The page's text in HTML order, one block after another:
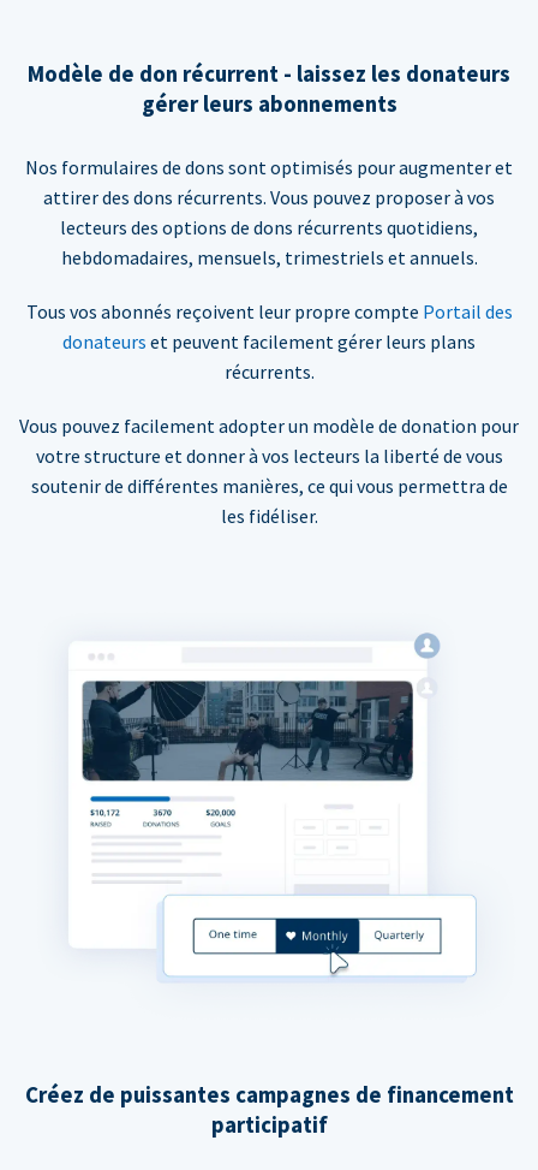
Modèle de don récurrent - laissez les donateurs
gérer leurs abonnements
Nos formulaires de dons sont optimisés pour augmenter et
attirer des dons récurrents. Vous pouvez proposer à vos
lecteurs des options de dons récurrents quotidiens,
hebdomadaires, mensuels, trimestriels et annuels.
Tous vos abonnés reçoivent leur propre compte Portail des
donateurs et peuvent facilement gérer leurs plans
récurrents.
Vous pouvez facilement adopter un modèle de donation pour
votre structure et donner à vos lecteurs la liberté de vous
soutenir de différentes manières, ce qui vous permettra de
les fidéliser.
Créez de puissantes campagnes de financement
participatif